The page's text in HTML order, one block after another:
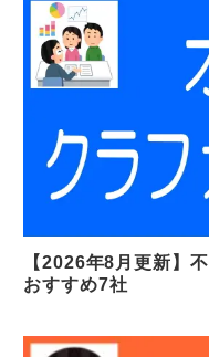
【2026年8月更新】
おすすめ7社